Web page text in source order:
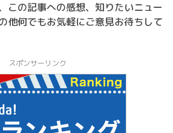
この記事への感想、知りたいニュー
他何でもお気軽にご意見お待ちして
スポンサーリンク